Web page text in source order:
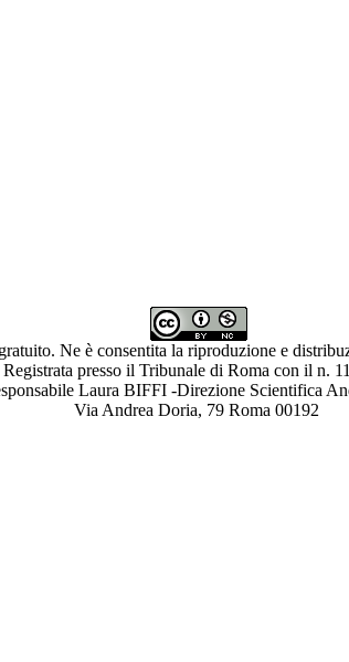
Ne è consentita la riproduzione e
presso il Tribunale di Roma con il n.
Laura BIFFI -Direzione
Via Andrea Doria, 79 Roma 00192